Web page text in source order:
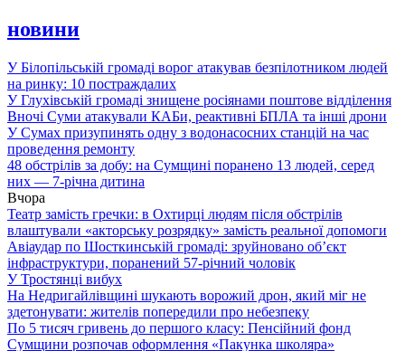
новини
У Білопільській громаді ворог атакував безпілотником людей
на ринку: 10 постраждалих
У Глухівській громаді знищене росіянами поштове відділення
Вночі Суми атакували КАБи, реактивні БПЛА та інші дрони
У Сумах призупинять одну з водонасосних станцій на час
проведення ремонту
48 обстрілів за добу: на Сумщині поранено 13 людей, серед
них — 7-річна дитина
Вчора
Театр замість гречки: в Охтирці людям після обстрілів
влаштували «акторську розрядку» замість реальної допомоги
Авіаудар по Шосткинській громаді: зруйновано об’єкт
інфраструктури, поранений 57-річний чоловік
У Тростянці вибух
На Недригайлівщині шукають ворожий дрон, який міг не
здетонувати: жителів попередили про небезпеку
По 5 тисяч гривень до першого класу: Пенсійний фонд
Сумщини розпочав оформлення «Пакунка школяра»